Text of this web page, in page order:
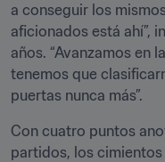
a conseguir los
aficionados está ahí”,
años. “Avanzamos en
tenemos que
puertas nunca más”.
Con cuatro puntos
partidos, los